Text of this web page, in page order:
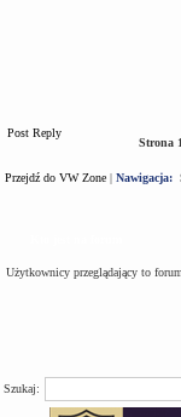
Post Reply
Strona 1
Przejdź do VW Zone | Nawigacja:
Użytkownicy przeglądający to
Szukaj: